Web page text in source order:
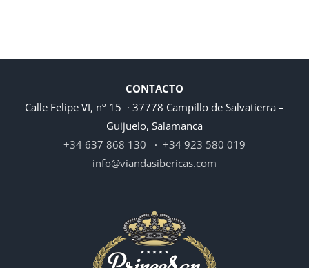
CONTACTO
Calle Felipe VI, nº 15 · 37778 Campillo de Salvatierra –
Guijuelo, Salamanca
+34 637 868 130 · +34 923 580 019
info@viandasibericas.com